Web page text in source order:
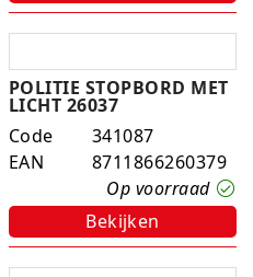
POLITIE STOPBORD MET
LICHT 26037
Code
341087
EAN
8711866260379
Op voorraad
Bekijken